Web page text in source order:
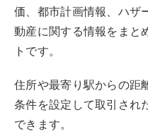
価、都市計画情報、ハザ
動産に関する情報をまと
トです。
住所や最寄り駅からの距
条件を設定して取引され
できます。